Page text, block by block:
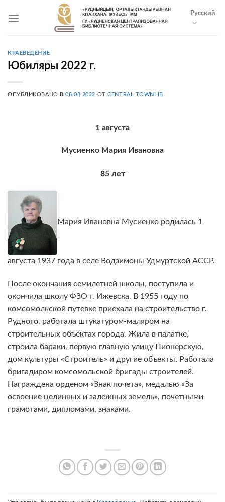
Русский
КРАЕВЕДЕНИЕ
Юбиляры 2022 г.
ОПУБЛИКОВАНО В08.08.2022 ОТCENTRAL TOWNLIB
1 августа
Мусиенко Мария Ивановна
85 лет
Мария Ивановна Мусиенко родилась 1
августа 1937 года в селе Водзимоны Удмуртской АССР.
После окончания семилетней школы, поступила и
окончила школу ФЗО г. Ижевска. В 1955 году по
комсомольской путевке приехала на строительство г.
Рудного, работала штукатуром-маляром на
строительных объектах города. Жила в палатке,
строила бараки, первую главную улицу Пионерскую,
дом культуры «Строитель» и другие объекты. Работала
бригадиром комсомольской бригады строителей.
Награждена орденом «Знак почета», медалью «За
освоение целинных и залежных земель», почетными
грамотами, дипломами, знаками.